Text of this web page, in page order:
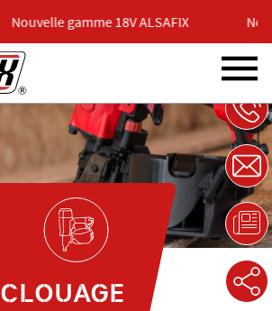
Nouvelle gamme 18V ALSAFIX
CLOUAGE